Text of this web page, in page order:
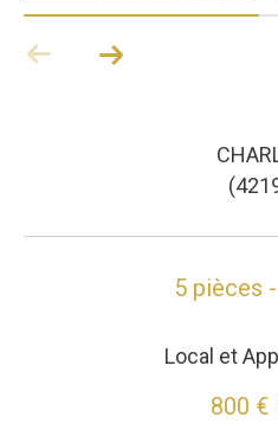
5 pièces
Local et
800 €